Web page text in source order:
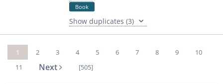
Book
Show duplicates (3)
1 2 3 4 5 6 7 8 9
10
11
Next [505]